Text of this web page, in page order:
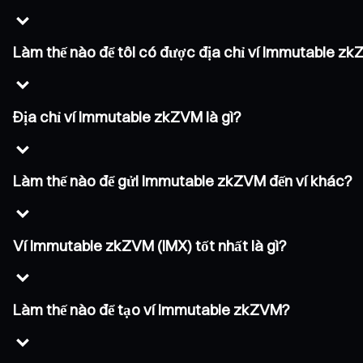
Làm thế nào để tôi có được địa chỉ ví Immutable
Địa chỉ ví Immutable zkZVM là gì?
Làm thế nào để gửi Immutable zkZVM đến ví khác?
Ví Immutable zkZVM (IMX) tốt nhất là gì?
Làm thế nào để tạo ví Immutable zkZVM?